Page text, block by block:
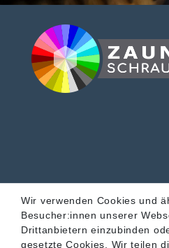
Wir verwenden Cookies und
Besucher:innen unserer
Drittanbietern einzubinden
gesetzte Cookies. Wir teilen